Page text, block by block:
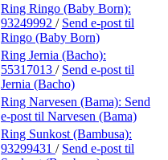
Ring Ringo (Baby Born):
93249992 / Send e-post til
Ringo (Baby Born)
Ring Jernia (Bacho):
55317013 / Send e-post til
Jernia (Bacho)
Ring Narvesen (Bama): Send
e-post til Narvesen (Bama)
Ring Sunkost (Bambusa):
93299431 / Send e-post til